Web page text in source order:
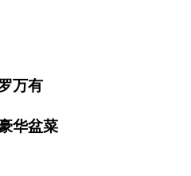
万有
华盆菜